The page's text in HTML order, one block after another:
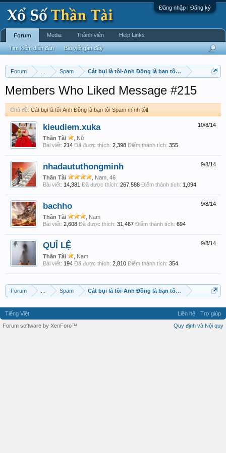
Đăng nhập | Đăng ký
Forum Spam Cát bụi là tôi-Anh Đồng là bạn tôi-Spam mình tôi!
Members Who Liked Message #215
Chủ đề: Cát bụi là tôi-Anh Đồng là bạn tôi-Spam mình tôi!
10/8/14
kieudiem.xuka
Thần Tài
, Nữ
Bài viết: 214 Đã được thích: 2,398 Điểm thành tích: 355
9/8/14
nhadaututhongminh
Thần Tài
, Nam, 46
Bài viết: 14,381 Đã được thích: 267,588 Điểm thành tích: 1,094
9/8/14
bachho
Thần Tài
, Nam
Bài viết: 2,608 Đã được thích: 31,467 Điểm thành tích: 694
9/8/14
QUỈ LỆ
Thần Tài
, Nam
Bài viết: 194 Đã được thích: 2,810 Điểm thành tích: 354
Forum Spam Cát bụi là tôi-Anh Đồng là bạn tôi-Spam mình tôi!
Forum
Tìm kiếm diễn đàn Bài viết gần đây
Media Thành viên Help Links
Tiếng Việt Liên hệ
Trợ giúp
Quy định và Nội quy
Forum software by XenForo™